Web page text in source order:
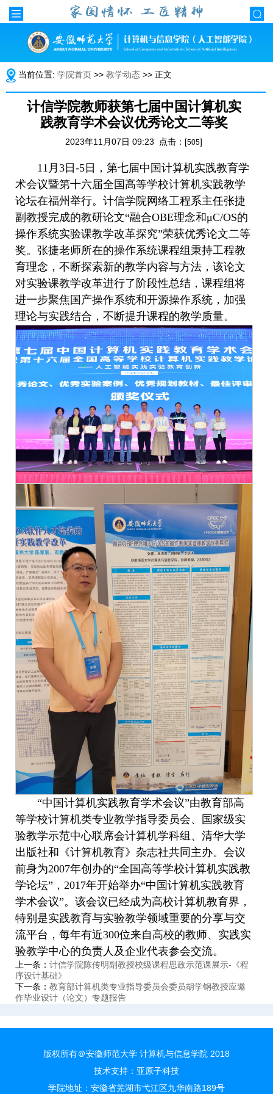
当前位置: 学院首页 >> 教学动态 >> 正文
计信学院教师获第七届中国计算机实
践教育学术会议优秀论文二等奖
2023年11月07日 09:23 点击：[505]
11月3日-5日，第七届中国计算机实践教育学
术会议暨第十六届全国高等学校计算机实践教学
论坛在福州举行。计信学院网络工程系主任张捷
副教授完成的教研论文“融合OBE理念和μC/OS的
操作系统实验课教学改革探究”荣获优秀论文二等
奖。张捷老师所在的操作系统课程组秉持工程教
育理念，不断探索新的教学内容与方法，该论文
对实验课教学改革进行了阶段性总结，课程组将
进一步聚焦国产操作系统和开源操作系统，加强
理论与实践结合，不断提升课程的教学质量。
“中国计算机实践教育学术会议”由教育部高
等学校计算机类专业教学指导委员会、国家级实
验教学示范中心联席会计算机学科组、清华大学
出版社和《计算机教育》杂志社共同主办。会议
前身为2007年创办的“全国高等学校计算机实践教
学论坛”，2017年开始举办“中国计算机实践教育
学术会议”。该会议已经成为高校计算机教育界，
特别是实践教育与实验教学领域重要的分享与交
流平台，每年有近300位来自高校的教师、实践实
验教学中心的负责人及企业代表参会交流。
上一条： 计信学院陈传明副教授校级课程思政示范课展示-《程
序设计基础》
下一条： 教育部计算机类专业指导委员会委员胡学钢教授应邀
作毕业设计（论文）专题报告
版权所有＠安徽师范大学 计算机与信息学院 2018
技术支持： 亚原子科技
学院地址：安徽省芜湖市弋江区九华南路189号